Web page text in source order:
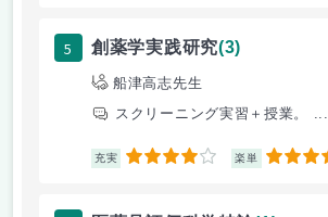
5 創薬学実践研究(3)
船津高志先生
スクリーニング実習＋授業。 ...
充実 4 楽単 4